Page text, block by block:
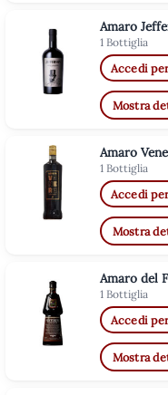
Amaro
1 Bottiglia
Accedi
Mostra
Amaro
1 Bottiglia
Accedi
Mostra
Amaro del
1 Bottiglia
Accedi
Mostra